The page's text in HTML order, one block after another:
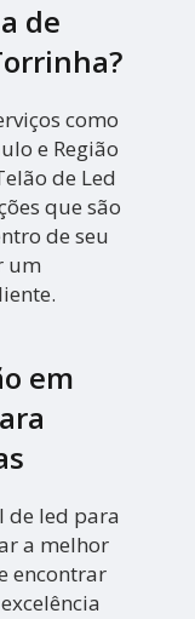
de
como
e Região
de Led
que são
de seu
um
em
de led para
a melhor
encontrar